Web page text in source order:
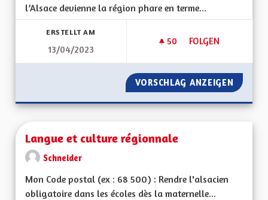
l’Alsace devienne la région phare en terme...
ERSTELLT AM
13/04/2023
50 50 FOLLOWER
FOLGEN
LE HANDICAP
VORSCHLAG ANZEIGEN LE
Langue et culture régionnale
Schneider
Mon Code postal (ex : 68 500) : Rendre l'alsacien
obligatoire dans les écoles dès la maternelle...